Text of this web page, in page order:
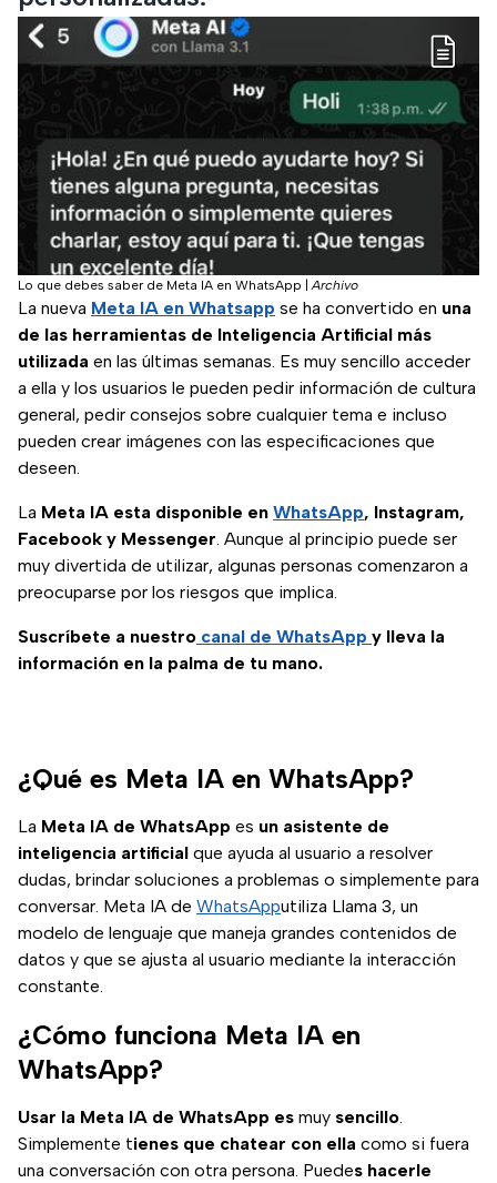
Lo que debes saber de Meta IA en WhatsApp |Archivo
La nueva Meta IA en Whatsapp se ha convertido en una
de las herramientas de Inteligencia Artificial más
utilizada en las últimas semanas. Es muy sencillo acceder
a ella y los usuarios le pueden pedir información de cultura
general, pedir consejos sobre cualquier tema e incluso
pueden crear imágenes con las especificaciones que
deseen.
La Meta IA esta disponible en WhatsApp, Instagram,
Facebook y Messenger. Aunque al principio puede ser
muy divertida de utilizar, algunas personas comenzaron a
preocuparse por los riesgos que implica.
Suscríbete a nuestro canal de WhatsApp y lleva la
información en la palma de tu mano.
¿Qué es Meta IA en WhatsApp?
La Meta IA de WhatsApp es un asistente de
inteligencia artificial que ayuda al usuario a resolver
dudas, brindar soluciones a problemas o simplemente para
conversar. Meta IA de WhatsApputiliza Llama 3, un
modelo de lenguaje que maneja grandes contenidos de
datos y que se ajusta al usuario mediante la interacción
constante.
¿Cómo funciona Meta IA en
WhatsApp?
Usar la Meta IA de WhatsApp es muy sencillo.
Simplemente tienes que chatear con ella como si fuera
una conversación con otra persona. Puedes hacerle